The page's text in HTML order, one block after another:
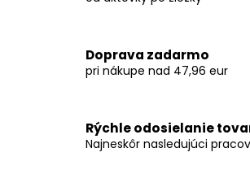
r
y
v
i
s
Doprava zadarmo
pri nákupe nad 47,96 eur
Rýchle odosielanie
Najneskôr nasledujúci